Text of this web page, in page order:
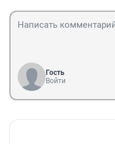
Гость
Войти